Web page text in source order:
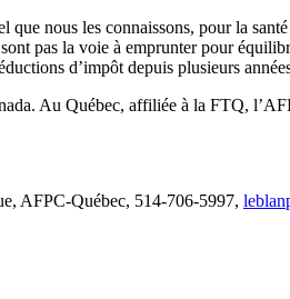
nous les connaissons, pour la
pas la voie à emprunter pour
d’impôt depuis plusieurs
Au Québec, affiliée à la FTQ,
AFPC-Québec, 514-706-5997,